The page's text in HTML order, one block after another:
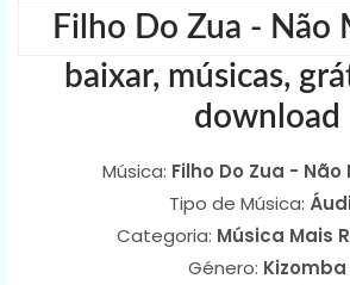
Filho Do Zua - Não
baixar, músicas,
download
Música: Filho Do Zua - Não
Tipo de Música:
Categoria: Música Mais
Género: Kizomba